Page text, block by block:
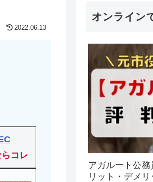
2022.06.13
コレ
オンライン
アガルート公
リット・デメ